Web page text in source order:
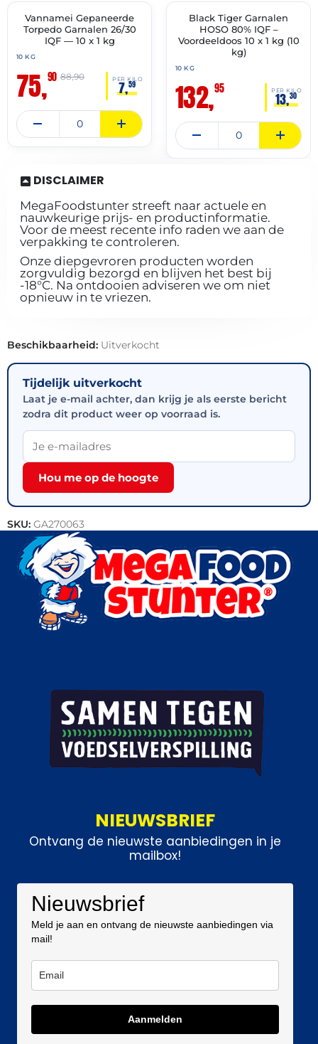
🔥 OP=OP
Vannamei Gepaneerde
Torpedo Garnalen 26/30
IQF — 10 x 1 kg
10 KG
75,90 PER KILO
7,59
88,90
✓ VAST ASSORTIMENT
Black Tiger Garnalen
HOSO 80% IQF –
Voordeeldoos 10 x 1 kg (10
kg)
10 KG
132,95 PER KILO
13,30
DISCLAIMER
MegaFoodstunter streeft naar actuele en
nauwkeurige prijs- en productinformatie.
Voor de meest recente info raden we aan de
verpakking te controleren.
Onze diepgevroren producten worden
zorgvuldig bezorgd en blijven het best bij
-18°C. Na ontdooien adviseren we om niet
opnieuw in te vriezen.
Beschikbaarheid: Uitverkocht
Tijdelijk uitverkocht
Laat je e-mail achter, dan krijg je als eerste bericht
zodra dit product weer op voorraad is.
Hou me op de hoogte
SKU: GA270063
Categorie: Vis
NIEUWSBRIEF
Ontvang de nieuwste aanbiedingen in je
mailbox!
Nieuwsbrief
Meld je aan en ontvang de nieuwste aanbiedingen via
mail!
Aanmelden